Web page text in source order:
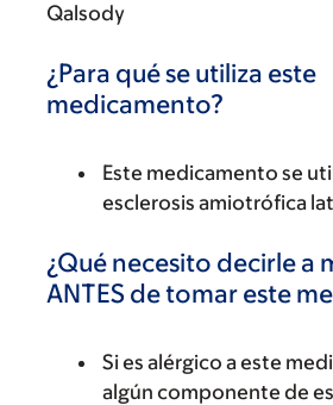
Qalsody
¿Para qué se utiliza este
medicamento?
Este medicamento se
esclerosis amiotrófica
¿Qué necesito decirle a
ANTES de tomar este
Si es alérgico a este
algún componente de